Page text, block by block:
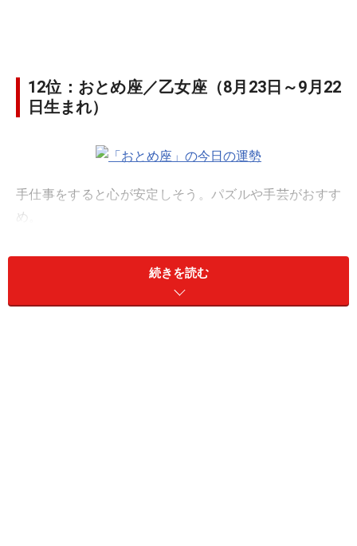
12位：おとめ座／乙女座（8月23日～9月22
日生まれ）
手仕事をすると心が安定しそう。パズルや手芸がおすす
め。
続きを読む